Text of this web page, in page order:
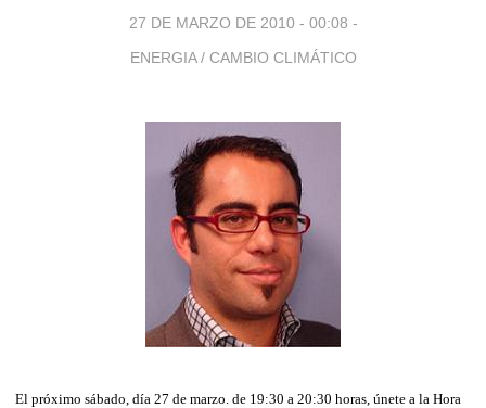
27 DE MARZO DE 2010 - 00:08 -
ENERGIA / CAMBIO CLIMÁTICO
El próximo sábado, día 27 de marzo. de 19:30 a 20:30 horas, únete a la Hora